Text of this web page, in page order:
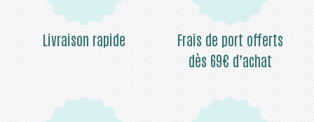
Livraison rapide
Frais de port offerts
dès 69€ d’achat